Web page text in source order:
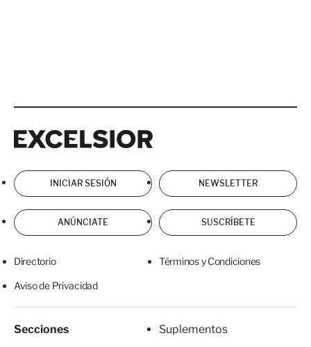
INICIAR SESIÓN NEWSLETTER
ANÚNCIATE SUSCRÍBETE
Directorio Términos y Condiciones
Aviso de Privacidad
Secciones
Suplementos